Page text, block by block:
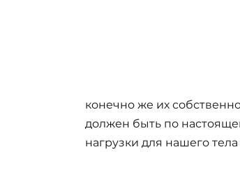
конечно же их
должен быть по
нагрузки для нашего